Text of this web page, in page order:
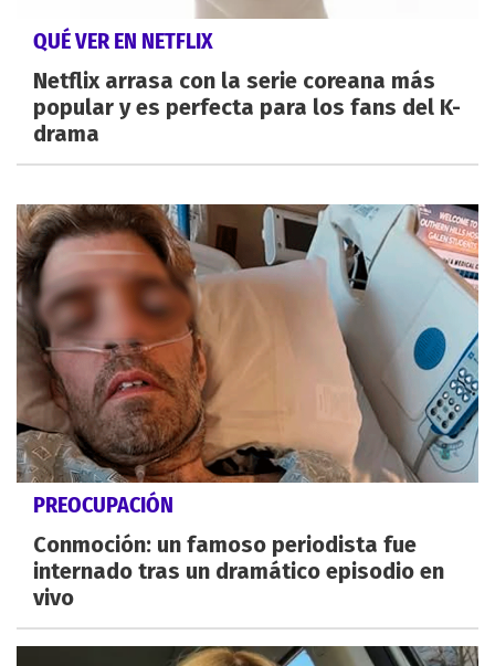
QUÉ VER EN NETFLIX
Netflix arrasa con la serie coreana más
popular y es perfecta para los fans del K-
drama
PREOCUPACIÓN
Conmoción: un famoso periodista fue
internado tras un dramático episodio en
vivo